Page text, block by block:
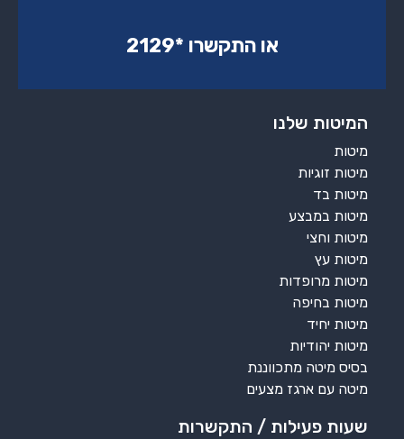
או התקשרו ‏*2129‏
המיטות שלנו
מיטות
מיטות זוגיות
מיטות בד
מיטות במבצע
מיטות וחצי
מיטות עץ
מיטות מרופדות
מיטות בחיפה
מיטות יחיד
מיטות יהודיות
בסיס מיטה מתכווננת
מיטה עם ארגז מצעים
שעות פעילות / התקשרות